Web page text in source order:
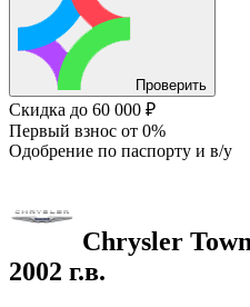
Проверить
Скидка до 60 000 ₽
Первый взнос от 0%
Одобрение по паспорту и в/у
Chrysler
2002 г.в.